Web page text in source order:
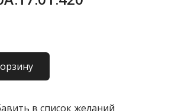
в список желаний